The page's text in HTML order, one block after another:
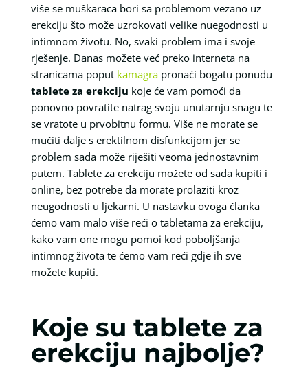
više se muškaraca bori sa problemom vezano uz
erekciju što može uzrokovati velike nuegodnosti u
intimnom životu. No, svaki problem ima i svoje
rješenje. Danas možete već preko interneta na
stranicama poput kamagrapronaći bogatu ponudu
tablete za erekciju koje će vam pomoći da
ponovno povratite natrag svoju unutarnju snagu te
se vratote u prvobitnu formu. Više ne morate se
mučiti dalje s erektilnom disfunkcijom jer se
problem sada može riješiti veoma jednostavnim
putem. Tablete za erekciju možete od sada kupiti i
online, bez potrebe da morate prolaziti kroz
neugodnosti u ljekarni. U nastavku ovoga članka
ćemo vam malo više reći o tabletama za erekciju,
kako vam one mogu pomoi kod poboljšanja
intimnog života te ćemo vam reći gdje ih sve
možete kupiti.
Koje su tablete za
erekciju najbolje?